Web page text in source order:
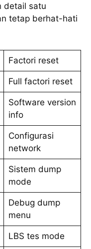
detail satu
tetap berhat-hati
Factori reset
Full factori reset
Software version
info
Configurasi
network
Sistem dump
mode
Debug dump
menu
LBS tes mode